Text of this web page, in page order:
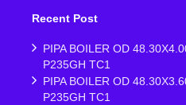
Recent Post
PIPA BOILER OD
P235GH TC1
PIPA BOILER OD
P235GH TC1